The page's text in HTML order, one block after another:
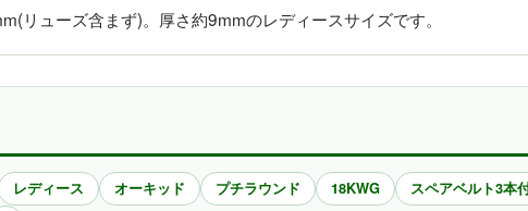
リューズ含まず)。厚さ約9mmのレディースサイズです。
レディース オーキッド プチラウンド 18KWG
スペアベルト3本